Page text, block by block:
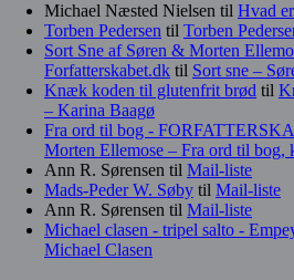
Michael Næsted Nielsen til Hvad
Torben Pedersen til Torben
Sort Sne af Søren & Morten
Forfatterskabet.dk til Sort sne –
Knæk koden til glutenfrit brød til
– Karina Baagø
Fra ord til bog -
Morten Ellemose – Fra ord til bog,
Ann R. Sørensen til Mail-liste
Mads-Peder W. Søby til Mail-liste
Ann R. Sørensen til Mail-liste
Michael clasen - tripel salto -
Michael Clasen